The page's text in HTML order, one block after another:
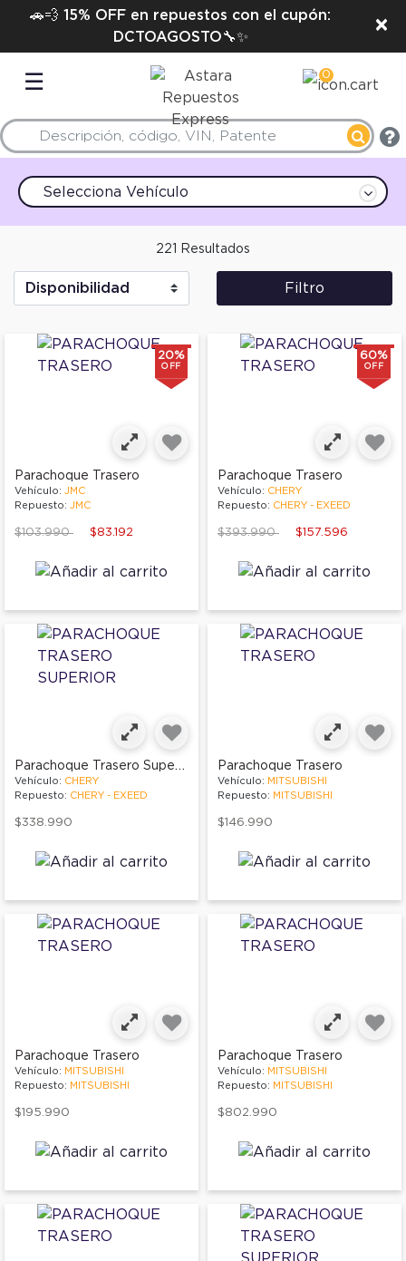
🚗💨 15% OFF en repuestos con el cupón:
DCTOAGOSTO🔧✨
×
☰ 0
Selecciona Vehículo
221 Resultados
Filtro
20%
OFF
Parachoque Trasero
Vehículo: JMC
Repuesto: JMC
Price reduced from
$103.990to $83.192
60%
OFF
Parachoque Trasero
Vehículo: CHERY
Repuesto: CHERY - EXEED
Price reduced from
$393.990to $157.596
Parachoque Trasero Superior
Vehículo: CHERY
Repuesto: CHERY - EXEED
$338.990
Parachoque Trasero
Vehículo: MITSUBISHI
Repuesto: MITSUBISHI
$146.990
Parachoque Trasero
Vehículo: MITSUBISHI
Repuesto: MITSUBISHI
$195.990
Parachoque Trasero
Vehículo: MITSUBISHI
Repuesto: MITSUBISHI
$802.990